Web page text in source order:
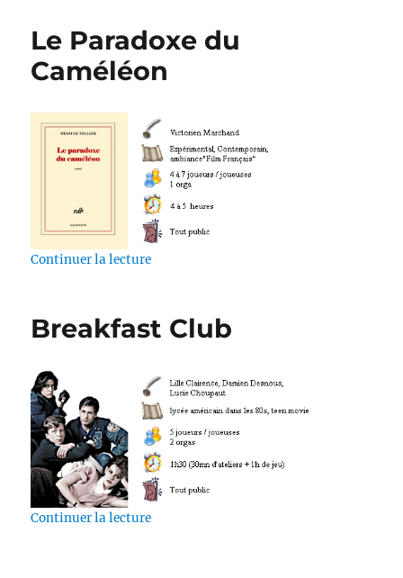
Le Paradoxe du
Caméléon
Continuer la lecturede « Le Paradoxe du Caméléon »
Breakfast Club
Continuer la lecturede « Breakfast Club »